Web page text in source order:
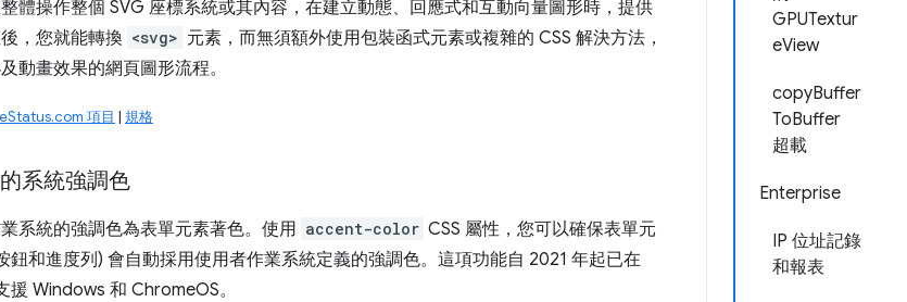
GPUTextur
eView
copyBuffer
ToBuffer
超載
Enterprise
IP 位址記錄
和報表
體操作整個 SVG 座標系統或其內容，在建立動態、回應式和互動向量圖形時，提供
，您就能轉換 <svg> 元素，而無須額外使用包裝函式元素或複雜的 CSS 解決方法，
動畫效果的網頁圖形流程。
項目 | 規格
系統強調色
系統的強調色為表單元素著色。使用 accent-color CSS 屬性，您可以確保表單元
鈕和進度列) 會自動採用使用者作業系統定義的強調色。這項功能自 2021 年起已在
Windows 和 ChromeOS。